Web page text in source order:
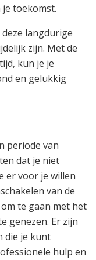
toekomst.
langdurige
zijn. Met de
kun je je
en gelukkig
periode van
dat je niet
er voor je willen
van de
te gaan met het
genezen. Er zijn
die je kunt
hulp en